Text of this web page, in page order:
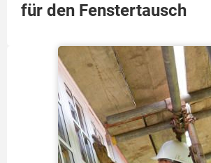
für den Fenstertausch